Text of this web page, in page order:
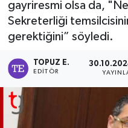
gayriresmi olsa da,
Sekreterliği
gerektiğini” söyledi.
TOPUZ E.
EDITÖR